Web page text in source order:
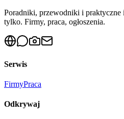
Poradniki, przewodniki i
tylko. Firmy, praca, ogłoszenia.
Serwis
FirmyPraca
Odkrywaj